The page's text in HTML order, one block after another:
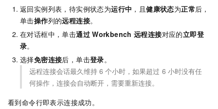
返回实例列表，待实例状态为运行中 ，且健康状态为正常后，
单击操作列的远程连接。
在对话框中，单击通过 Workbench 远程连接对应的立即登
录。
选择免密连接后，单击登录。
远程连接会话最久维持 6 个小时，如果超过 6 小时没有任
何操作，连接会自动断开，需要重新连接。
看到命令行即表示连接成功。